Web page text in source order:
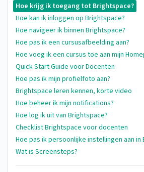
Hoe krijg ik toegang tot Brightspace?
Hoe kan ik inloggen op Brightspace?
Hoe navigeer ik binnen Brightspace?
Hoe pas ik een cursusafbeelding aan?
Hoe voeg ik een cursus toe aan mijn
Quick Start Guide voor Docenten
Hoe pas ik mijn profielfoto aan?
Brightspace leren kennen, korte video
Hoe beheer ik mijn notifications?
Hoe log ik uit van Brightspace?
Checklist Brightspace voor docenten
Hoe pas ik persoonlijke instellingen aan in
Wat is Screensteps?